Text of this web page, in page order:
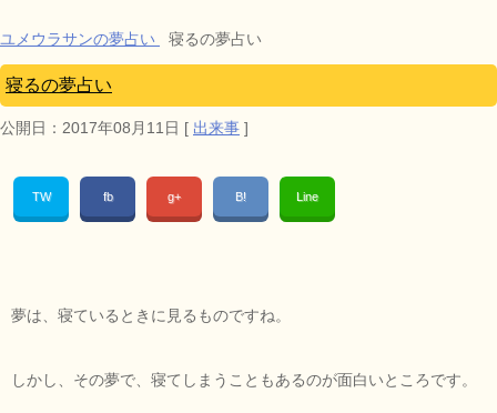
ユメウラサンの夢占い 寝るの夢占い
寝るの夢占い
公開日： 2017年08月11日 [ 出来事 ]
TW fb g+ B! Line
夢は、寝ているときに見るものですね。
しかし、その夢で、寝てしまうこともあるのが面白いところです。